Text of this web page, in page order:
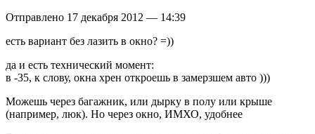
Отправлено 17 декабря 2012 — 14:39
есть вариант без лазить в окно? =))
да и есть технический момент:
в -35, к слову, окна хрен откроешь в замерзшем авто )))
Можешь через багажник, или дырку в полу или крыше
(например, люк). Но через окно, ИМХО, удобнее